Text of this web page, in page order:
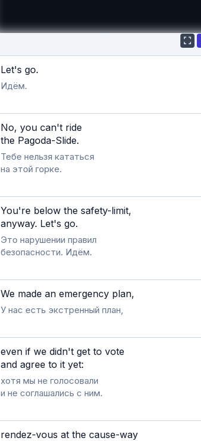
Если видео долго не грузится, выключите VPN
Let's go.
Идём.
No, you can't ride
the Pagoda-Slide.
Тебе нельзя кататься
на этой горке.
You're below the safety-limit,
anyway. Let's go.
Это нарушении правил
безопасности. Идём.
We made an emergency plan,
У нас есть экстренный план,
even if we didn't get to vote
and agree to it yet:
хотя мы не голосовали
и не соглашались с ним.
rendez-vous at the cause-way